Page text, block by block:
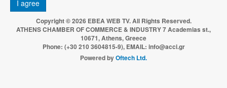
I agree
Copyright © 2026 EBEA WEB TV. All Rights Reserved.
ATHENS CHAMBER OF COMMERCE & INDUSTRY 7 Academias st.,
10671, Athens, Greece
Phone: (+30 210 3604815-9), EMAIL: info@acci.gr
Powered byOftech Ltd.